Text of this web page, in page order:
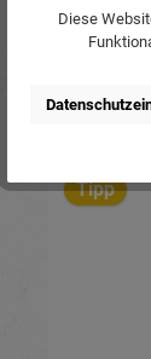
Tipp
Diese